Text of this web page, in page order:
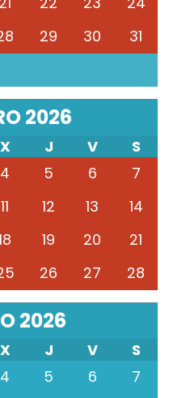
29 30 31
2026
X J V
S
4 5 6
7
11 12 13
14
19 20
21
26 27 28
2026
X J V
S
4 5 6
7